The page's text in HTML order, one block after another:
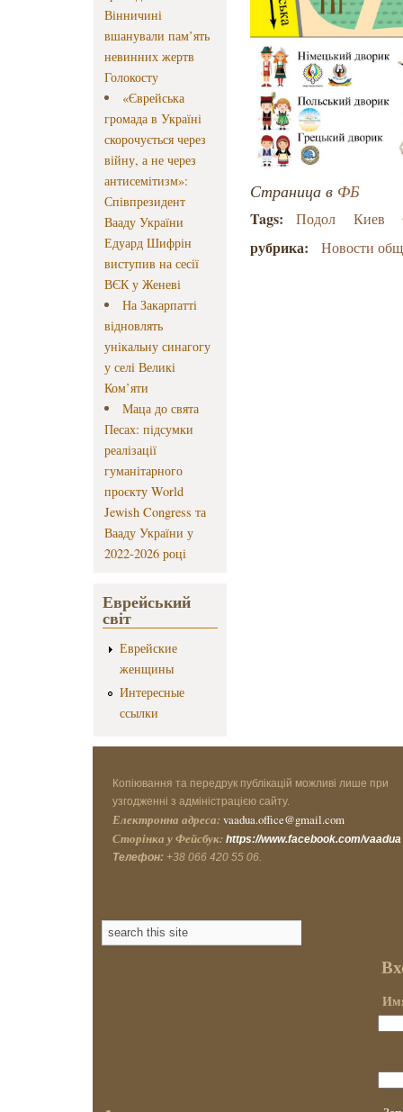
Вінничині
вшанували пам’ять
невинних жертв
Голокосту
«Єврейська
громада в Україні
скорочується через
війну, а не через
антисемітизм»:
Співпрезидент
Вааду України
Едуард Шифрін
виступив на сесії
ВЄК у Женеві
На Закарпатті
відновлять
унікальну синагогу
у селі Великі
Ком’яти
Маца до свята
Песах: підсумки
реалізації
гуманітарного
проєкту World
Jewish Congress та
Вааду України у
2022-2026 році
Еврейський
світ
Еврейские
женщины
Интересные
ссылки
Страница в ФБ
Tags: Подол Киев
рубрика: Новости
Копіювання та передрук публікацій можливі лише при
узгодженні з адміністрацією сайту.
Електронна адреса: vaadua.office@gmail.com
Сторінка у Фейсбук: https://www.facebook.com/vaadua
Телефон: +38 066 420 55 06.